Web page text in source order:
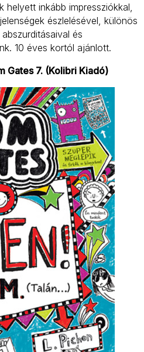
inkább impressziókkal,
észlelésével, különös
és
10 éves kortól ajánlott.
Gates 7. (Kolibri Kiadó)